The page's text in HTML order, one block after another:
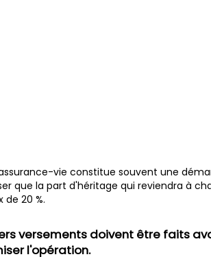
vie constitue souvent une
que la part d'héritage qui reviendra à
20 %.
versements doivent être faits
l'opération.